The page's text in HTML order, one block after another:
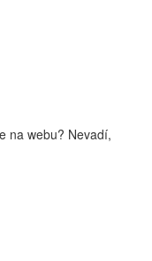
na webu? Nevadí,